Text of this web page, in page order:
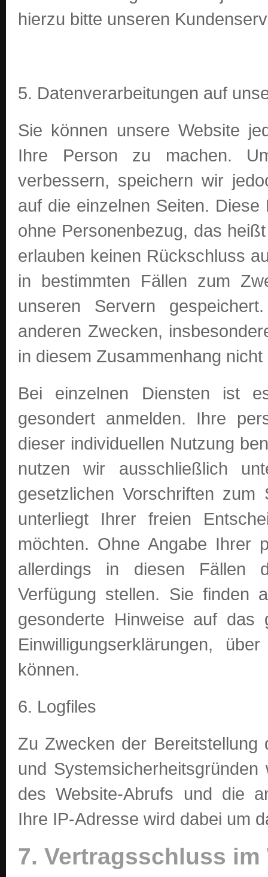
hierzu bitte unseren
5. Datenverarbeitungen auf
Sie können unsere Website
Ihre Person zu machen.
verbessern, speichern wir
auf die einzelnen Seiten.
ohne Personenbezug, das
erlauben keinen Rückschluss
in bestimmten Fällen zum
unseren Servern
anderen Zwecken,
in diesem Zusammenhang nicht
Bei einzelnen Diensten ist
gesondert anmelden. Ihre
dieser individuellen Nutzung
nutzen wir ausschließlich
gesetzlichen Vorschriften
unterliegt Ihrer freien
möchten. Ohne Angabe Ihrer
allerdings in diesen Fällen
Verfügung stellen. Sie finden
gesonderte Hinweise auf das
Einwilligungserklärungen,
können.
6. Logfiles
Zu Zwecken der Bereitstellung
und
des Website-Abrufs und die
Ihre IP-Adresse wird dabei um
7. Vertragsschluss im